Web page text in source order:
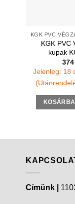
KGK PVC
kupak
374
Jelenleg: 18
Címünk |